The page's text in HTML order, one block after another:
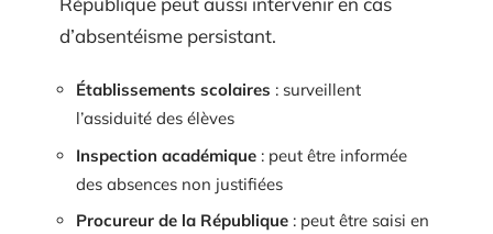
d’absentéisme persistant.
Établissements scolaires : surveillent
l’assiduité des élèves
Inspection académique : peut être informée
des absences non justifiées
Procureur de la République : peut être saisi en